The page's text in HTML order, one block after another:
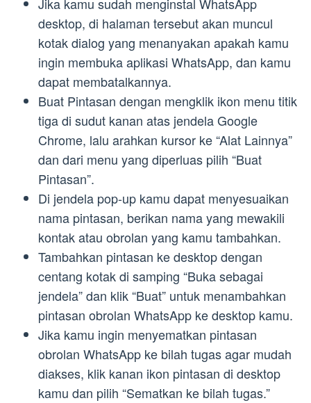
desktop, di halaman tersebut akan muncul
kotak dialog yang menanyakan apakah kamu
ingin membuka aplikasi WhatsApp, dan kamu
dapat membatalkannya.
Buat Pintasan dengan mengklik ikon menu titik
tiga di sudut kanan atas jendela Google
Chrome, lalu arahkan kursor ke “Alat Lainnya”
dan dari menu yang diperluas pilih “Buat
Pintasan”.
Di jendela pop-up kamu dapat menyesuaikan
nama pintasan, berikan nama yang mewakili
kontak atau obrolan yang kamu tambahkan.
Tambahkan pintasan ke desktop dengan
centang kotak di samping “Buka sebagai
jendela” dan klik “Buat” untuk menambahkan
pintasan obrolan WhatsApp ke desktop kamu.
Jika kamu ingin menyematkan pintasan
obrolan WhatsApp ke bilah tugas agar mudah
diakses, klik kanan ikon pintasan di desktop
kamu dan pilih “Sematkan ke bilah tugas.”